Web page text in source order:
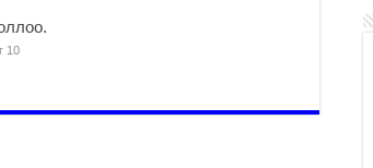
10